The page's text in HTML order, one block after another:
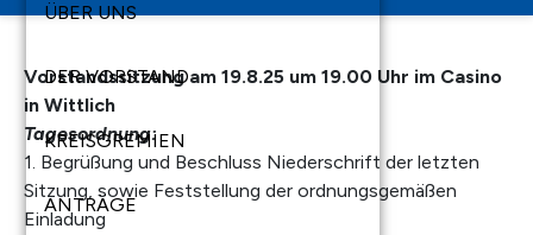
ÜBER UNS
DER VORSTAND
KREISGREMIEN
ANTRÄGE
Vorstandssitzung am 19.8.25 um 19.00 Uhr im Casino
in Wittlich
Tagesordnung:
1. Begrüßung und Beschluss Niederschrift der letzten
Sitzung, sowie Feststellung der ordnungsgemäßen
Einladung